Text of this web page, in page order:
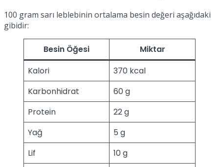
100 gram sarı leblebinin ortalama besin değeri aşağıdaki
gibidir:
Besin Öğesi
Miktar
Kalori
370 kcal
Karbonhidrat
60 g
Protein
22 g
Yağ
5 g
Lif
10 g